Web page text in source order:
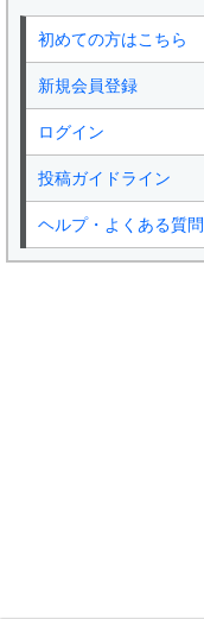
初めての方はこちら
新規会員登録
ログイン
投稿ガイドライン
ヘルプ・よくある質問